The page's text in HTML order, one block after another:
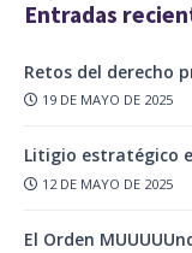
Entradas
Retos del derecho
19 DE MAYO DE 2025
Litigio estratégico
12 DE MAYO DE 2025
El Orden